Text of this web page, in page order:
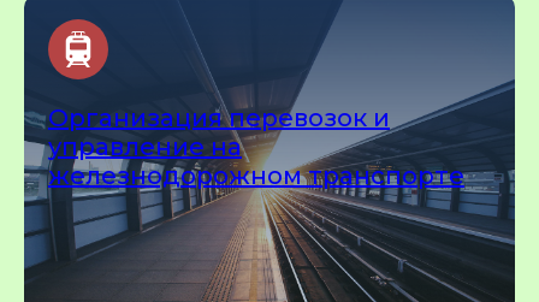
Организация перевозок и
управление на
железнодорожном транспорте